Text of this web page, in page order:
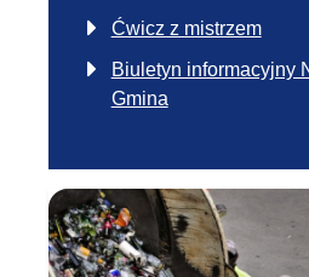
Ćwicz z mistrzem
Biuletyn informacyjny
Gmina